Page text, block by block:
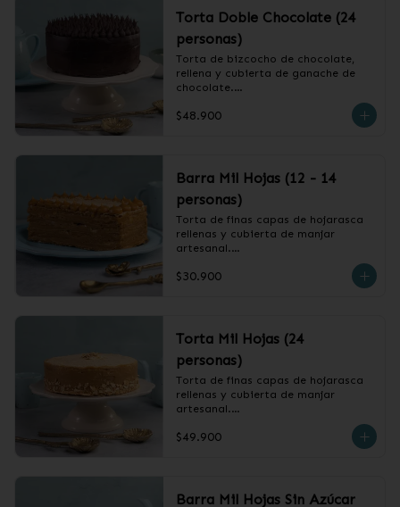
Torta Doble Chocolate (24
personas)
Torta de bizcocho de chocolate,
rellena y cubierta de ganache de
chocolate.
❄️ Producto Congelado
$48.900
Barra Mil Hojas (12 - 14
personas)
Torta de finas capas de hojarasca
rellenas y cubierta de manjar
artesanal.
❄️ Producto Congelado
$30.900
Torta Mil Hojas (24
personas)
Torta de finas capas de hojarasca
rellenas y cubierta de manjar
artesanal.
❄️ Producto Congelado
$49.900
Barra Mil Hojas Sin Azúcar